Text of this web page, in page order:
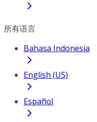
所有语言
Bahasa Indonesia
English (US)
Español